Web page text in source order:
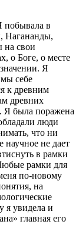
в
Нагананды,
на свои
о Боге, о месте
Я
себе
к древним
древних
Я была поражена
люди
что ни
научное не дает
в рамки
рамки для
по-новому
на
я увидела и
главная его